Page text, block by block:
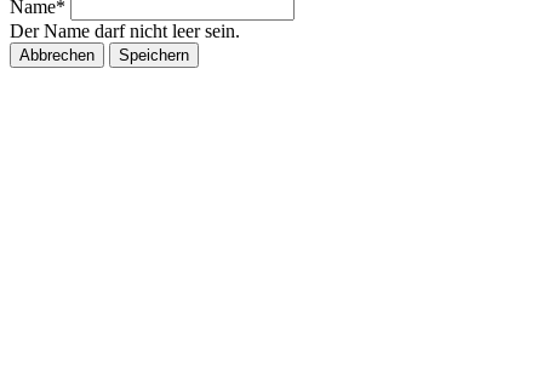
Name*
Der Name darf nicht leer sein.
Abbrechen Speichern